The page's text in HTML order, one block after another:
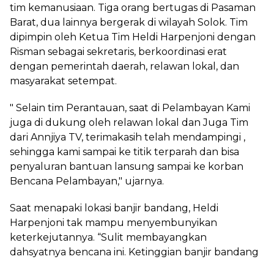
tim kemanusiaan. Tiga orang bertugas di Pasaman
Barat, dua lainnya bergerak di wilayah Solok. Tim
dipimpin oleh Ketua Tim Heldi Harpenjoni dengan
Risman sebagai sekretaris, berkoordinasi erat
dengan pemerintah daerah, relawan lokal, dan
masyarakat setempat.
" Selain tim Perantauan, saat di Pelambayan Kami
juga di dukung oleh relawan lokal dan Juga Tim
dari Annjiya TV, terimakasih telah mendampingi ,
sehingga kami sampai ke titik terparah dan bisa
penyaluran bantuan lansung sampai ke korban
Bencana Pelambayan," ujarnya.
Saat menapaki lokasi banjir bandang, Heldi
Harpenjoni tak mampu menyembunyikan
keterkejutannya. “Sulit membayangkan
dahsyatnya bencana ini. Ketinggian banjir bandang